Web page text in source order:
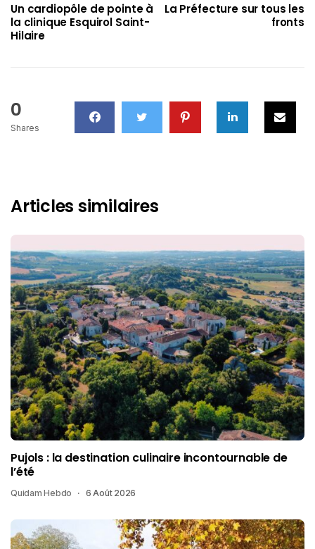
Un cardiopôle de pointe à
la clinique Esquirol Saint-
Hilaire
La Préfecture sur tous les
fronts
0
Shares
Articles similaires
Pujols : la destination culinaire incontournable de
l’été
Quidam Hebdo 6 Août 2026